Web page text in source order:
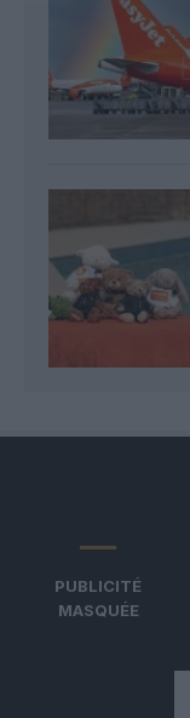
PUBLICITÉ
MASQUÉE